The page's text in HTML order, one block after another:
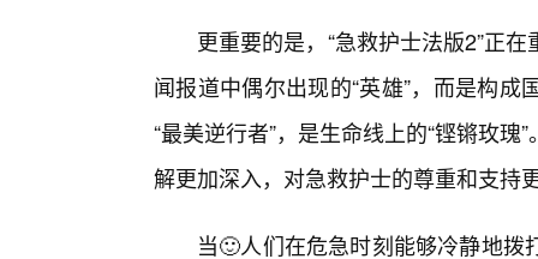
更重要的是，“急救护士法版2”正
闻报道中偶尔出现的“英雄”，而是构
“最美逆行者”，是生命线上的“铿锵玫
解更加深入，对急救护士的尊重和支持
当🙂人们在危急时刻能够冷静地